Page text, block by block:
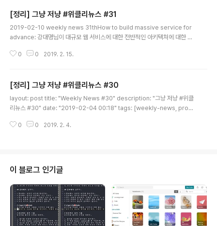
[정리] 그냥 저냥 #위클리뉴스 #31
2019-02-10 weekly news 31thHow to build massive service for
advance: 강대명님이 대규모 웹 서비스에 대한 전반적인 아키텍쳐에 대한 설
기 힘든 정보들이 많다. SPOF라던가? 무중단 배포와 같은 정보는 필수적인 요
급격하게 많아진 서비스 중 하나라고는 들었는데, 이에 대한 해당 서비스의 아
키텍쳐 변화에 대한 번역글인데, 굉장히 좋은 정보가 많고, 캐싱 전략이라던가?
어떤 플랫폼을 사용했는지? 왜 사용했는지를 알아보면..
0 0 2019. 2. 15.
[정리] 그냥 저냥 #위클리뉴스 #30
layout: post title: "Weekly News #30" description: "그냥 저냥 #위클
리뉴스 #30" date: "2019-02-04 00:18" tags: [weekly-news, progr
리뷰 - 코드 리뷰 문화: 코드 리뷰에 대한 글인데, 코드 리뷰에 대한 모든 면을 적
동의한다.자바스크립트 비동기 처리 과정과 RxJS Scheduler: 오래전의 ..
0 0 2019. 2. 4.
이 블로그 인기글